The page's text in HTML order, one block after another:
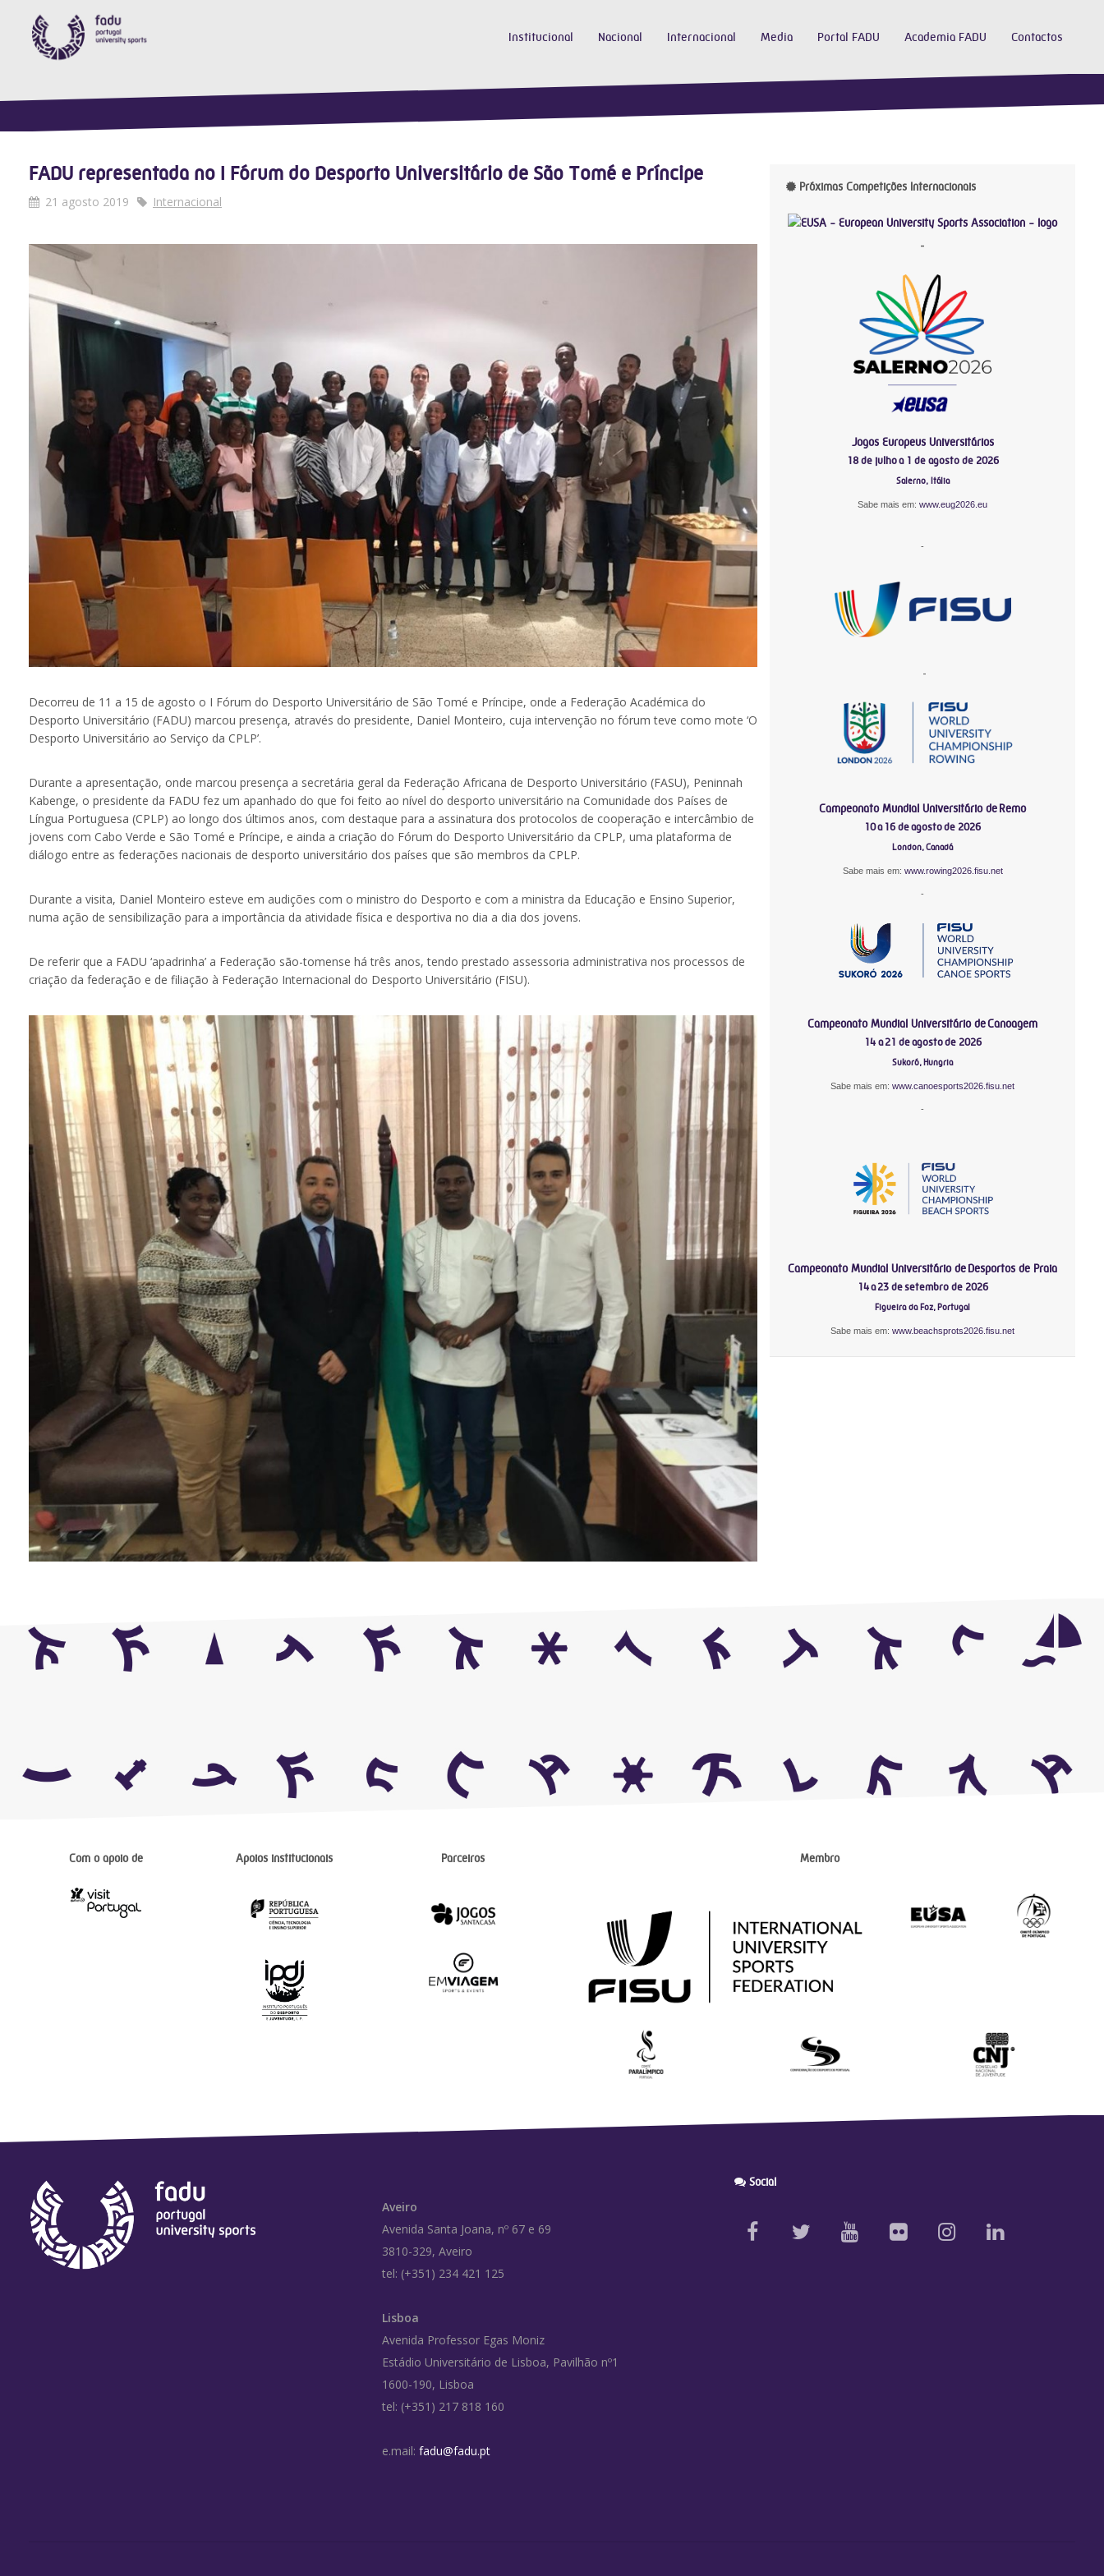
Institucional Nacional Internacional Media Portal FADU Academia FADU Contactos
FADU representada no I Fórum do Desporto Universitário de São Tomé e Príncipe
21 agosto 2019 Internacional
Decorreu de 11 a 15 de agosto o I Fórum do Desporto Universitário de São Tomé e Príncipe, onde a Federação Académica do
Desporto Universitário (FADU) marcou presença, através do presidente, Daniel Monteiro, cuja intervenção no fórum teve como mote ‘O
Desporto Universitário ao Serviço da CPLP’.
Durante a apresentação, onde marcou presença a secretária geral da Federação Africana de Desporto Universitário (FASU), Peninnah
Kabenge, o presidente da FADU fez um apanhado do que foi feito ao nível do desporto universitário na Comunidade dos Países de
Língua Portuguesa (CPLP) ao longo dos últimos anos, com destaque para a assinatura dos protocolos de cooperação e intercâmbio de
jovens com Cabo Verde e São Tomé e Príncipe, e ainda a criação do Fórum do Desporto Universitário da CPLP, uma plataforma de
diálogo entre as federações nacionais de desporto universitário dos países que são membros da CPLP.
Durante a visita, Daniel Monteiro esteve em audições com o ministro do Desporto e com a ministra da Educação e Ensino Superior,
numa ação de sensibilização para a importância da atividade física e desportiva no dia a dia dos jovens.
De referir que a FADU ‘apadrinha’ a Federação são-tomense há três anos, tendo prestado assessoria administrativa nos processos de
criação da federação e de filiação à Federação Internacional do Desporto Universitário (FISU).
Próximas Competições Internacionais
-
Jogos Europeus Universitários
18 de julho a 1 de agosto de 2026
Salerno, Itália
Sabe mais em:www.eug2026.eu
-
-
Campeonato Mundial Universitário de Remo
10 a 16 de agosto de 2026
London, Canadá
Sabe mais em: www.rowing2026.fisu.net
-
Campeonato Mundial Universitário de Canoagem
14 a 21 de agosto de 2026
Sukoró, Hungria
Sabe mais em:www.canoesports2026.fisu.net
-
Campeonato Mundial Universitário de Desportos de Praia
14 a 23 de setembro de 2026
Figueira da Foz, Portugal
Sabe mais em:www.beachsprots2026.fisu.net
Com o apoio de Apoios institucionais Parceiros Membro
Aveiro
Avenida Santa Joana, nº 67 e 69
3810-329, Aveiro
tel: (+351) 234 421 125
Lisboa
Avenida Professor Egas Moniz
Estádio Universitário de Lisboa, Pavilhão nº1
1600-190, Lisboa
tel: (+351) 217 818 160
e.mail: fadu@fadu.pt
Social